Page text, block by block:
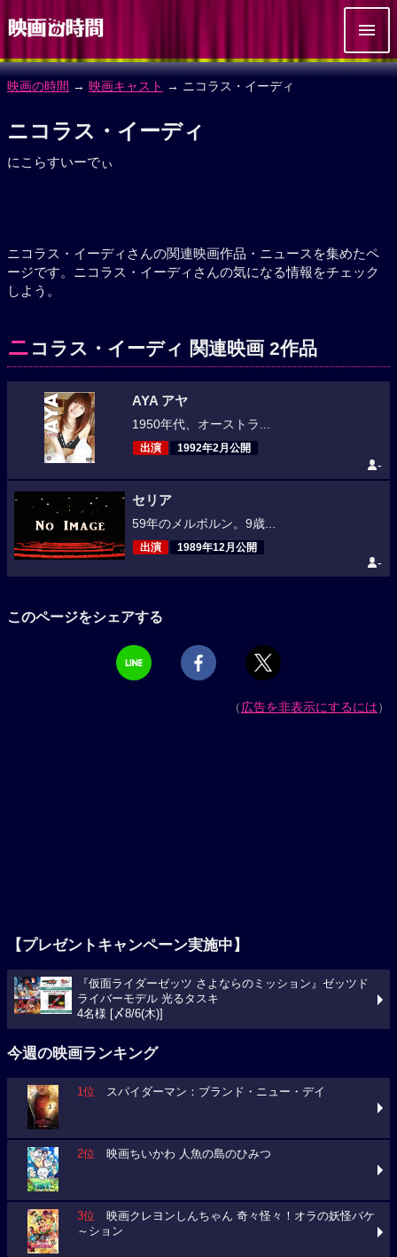
映画の時間 → 映画キャスト → ニコラス・イーディ
ニコラス・イーディ
にこらすいーでぃ
ニコラス・イーディさんの関連映画作品・ニュースを集めたペ
ージです。ニコラス・イーディさんの気になる情報をチェック
しよう。
ニ コラス・イーディ 関連映画 2作品
AYA アヤ
1950年代、オーストラ...
出演 1992年2月公開
-
セリア
59年のメルボルン。9歳...
出演 1989年12月公開
-
このページをシェアする
（広告を非表示にするには）
【プレゼントキャンペーン実施中】
『仮面ライダーゼッツ さよならのミッション』ゼッツド
ライバーモデル 光るタスキ
4名様 [〆8/6(木)]
今週の映画ランキング
1位 スパイダーマン：ブランド・ニュー・デイ
2位 映画ちいかわ 人魚の島のひみつ
3位 映画クレヨンしんちゃん 奇々怪々！オラの妖怪バケ
～ション